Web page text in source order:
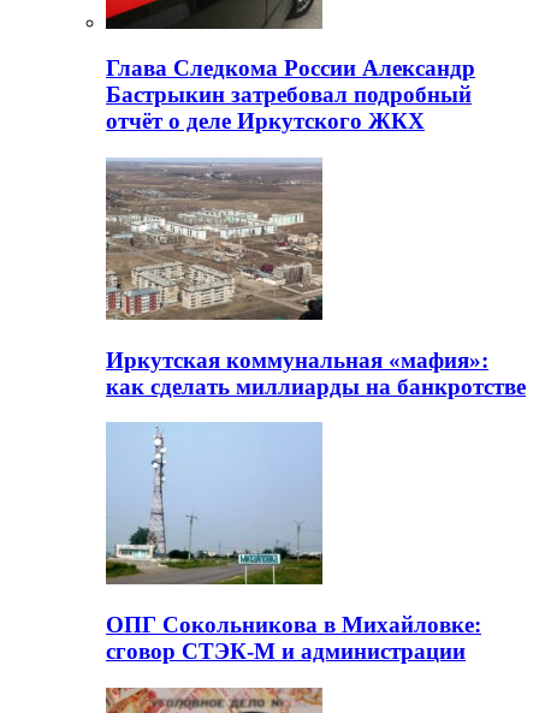
Глава Следкома России Александр
Бастрыкин затребовал подробный
отчёт о деле Иркутского ЖКХ
Иркутская коммунальная «мафия»:
как сделать миллиарды на банкротстве
ОПГ Сокольникова в Михайловке:
сговор СТЭК-М и администрации